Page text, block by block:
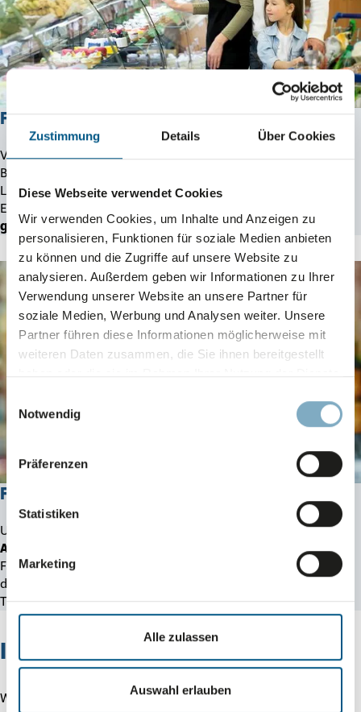
Zustimmung Details Über Cookies
Diese Webseite verwendet Cookies
Wir verwenden Cookies, um Inhalte und Anzeigen zu
personalisieren, Funktionen für soziale Medien anbieten
zu können und die Zugriffe auf unsere Website zu
analysieren. Außerdem geben wir Informationen zu Ihrer
Verwendung unserer Website an unsere Partner für
soziale Medien, Werbung und Analysen weiter. Unsere
Partner führen diese Informationen möglicherweise mit
weiteren Daten zusammen, die Sie ihnen bereitgestellt
Impressum
Einwilligungsauswahl
Notwendig
Präferenzen
Statistiken
Marketing
Alle zulassen
Auswahl erlauben
Für den Einzel­handel
Verpa­ckungs­lö­sungen für Qualität und Kundenbindung:
Bedruckte Papier­tra­ge­ta­schen über Papiertüten bis hin zu
Lebens­mit­tel­ver­pa­ckungen im Großhandel – wir bieten dem
Einzelhandel
gestaltbare Verpackungenfür den täglichen Einsatz.
Für Obst & Gemüse
Unsere
kombinieren
Atmungs­ak­ti­vität mit Stabilität
. Ob Obsttüten aus Papier,
Faltenbeutel oder Mehrwegkisten. Profitieren Sie von
durchdachten, nachhaltigen Lösungen für den Verkauf und
Transport Ihrer Frische­pro­dukte.
Ihre Vorteile auf einen Blick
Weil wir mehr bieten als nur Verpackungen: